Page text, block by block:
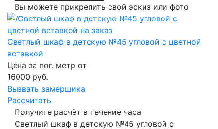
Вы можете прикрепить свой эскиз или фото
Светлый шкаф в детскую №45 угловой с цветной
вставкой
Цена за пог. метр от
16000 руб.
Вызвать замерщика
Рассчитать
Получите расчёт в течение часа
Светлый шкаф в детскую №45 угловой с